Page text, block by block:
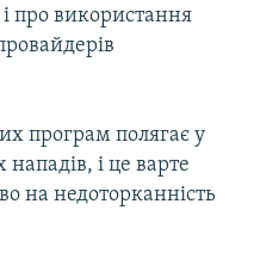
про використання
програм полягає у
і це варте
на недоторканність